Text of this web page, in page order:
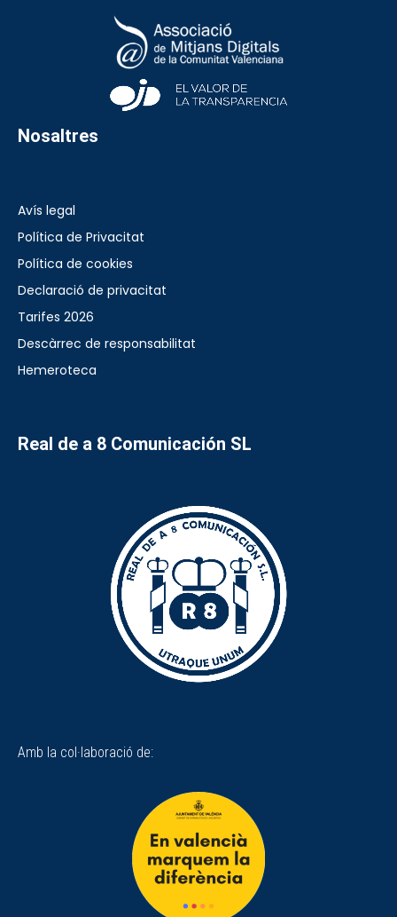
Nosaltres
Avís legal
Política de Privacitat
Política de cookies
Declaració de privacitat
Tarifes 2026
Descàrrec de responsabilitat
Hemeroteca
Real de a 8 Comunicación SL
Amb la col·laboració de: